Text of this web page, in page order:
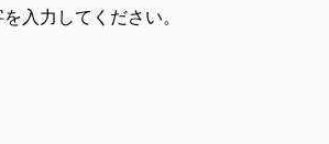
入力してください。